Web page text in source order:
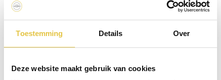
Toestemming Details Over
Deze website maakt gebruik van cookies
gecreëerde bar met een enthousiaste bartender, daar waar we
alleen maar een uitgeserveerde Gin-Tonic verwachten! Het
borrel over in het diner. Na enkele voorgerechten volgenden
en een antibiose van sud ‘n sol tomaat en gegrilde zalm met